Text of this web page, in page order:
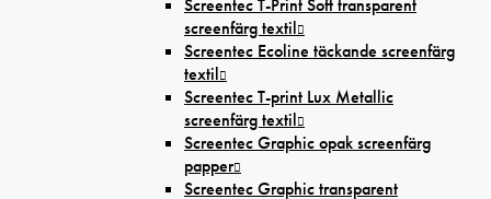
Screentec T-Print Soft transparent
screenfärg textil
Screentec Ecoline täckande screenfärg
textil
Screentec T-print Lux Metallic
screenfärg textil
Screentec Graphic opak screenfärg
papper
Screentec Graphic transparent